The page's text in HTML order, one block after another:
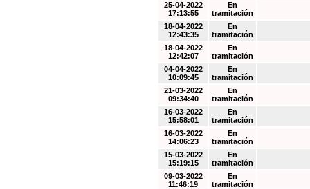
25-04-2022
17:13:55
En
tramitación
18-04-2022
12:43:35
En
tramitación
18-04-2022
12:42:07
En
tramitación
04-04-2022
10:09:45
En
tramitación
21-03-2022
09:34:40
En
tramitación
16-03-2022
15:58:01
En
tramitación
16-03-2022
14:06:23
En
tramitación
15-03-2022
15:19:15
En
tramitación
09-03-2022
11:46:19
En
tramitación